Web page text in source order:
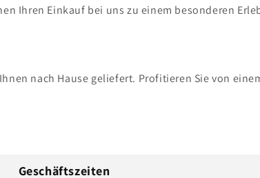
Ihren Einkauf bei uns zu einem besonderen
nach Hause geliefert. Profitieren Sie von
Geschäftszeiten